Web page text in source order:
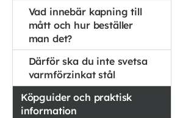
Vad innebär kapning till
mått och hur beställer
man det?
Därför ska du inte svetsa
varmförzinkat stål
Köpguider och praktisk
information